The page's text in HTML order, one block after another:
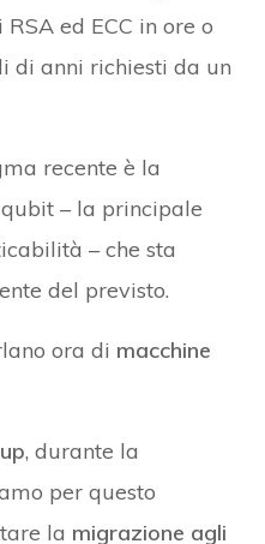
ed ECC in ore o
di anni richiesti da un
recente è la
– la principale
– che sta
del previsto.
ora di macchine
, durante la
per questo
la migrazione agli